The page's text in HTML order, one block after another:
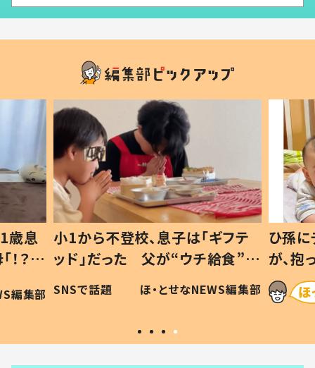
歳息
？」
編集部
小1から不登校、息子は「ギフテ
ッド」だった 父が“ウチ給食”を
作り続ける理由とは #令和の親
#令和の子
SNSで話題 ほ・とせなNEWS編集部
ひ孫
が、
「涙が
い」